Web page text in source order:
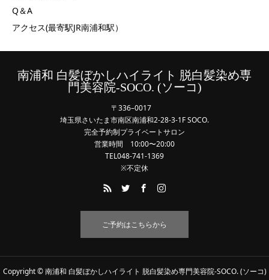
Q＆A
アクセス(最寄駅JR南浦和駅）
南浦和 白髪ぼかしハイライト 脱白髪染め専
門美容院-SOCO. (ソーコ)
〒336–0017
埼玉県さいたま市南区南浦和2-28-3-1F SOCO.
完全予約制プライベートサロン
営業時間 10:00〜20:00
TEL048-741-1369
※不定休
ご予約はこちらから
Copyright © 南浦和 白髪ぼかしハイライト 脱白髪染め専門美容院-SOCO. (ソーコ)